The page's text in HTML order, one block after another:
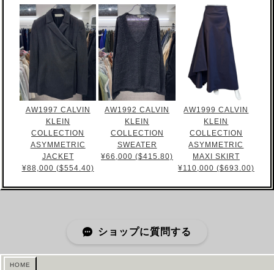
AW1997 CALVIN
KLEIN
COLLECTION
ASYMMETRIC
JACKET
¥88,000 ($554.40)
AW1992 CALVIN
KLEIN
COLLECTION
SWEATER
¥66,000 ($415.80)
AW1999 CALVIN
KLEIN
COLLECTION
ASYMMETRIC
MAXI SKIRT
¥110,000 ($693.00)
HOME
ショップに質問する